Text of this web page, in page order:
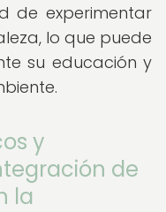
de experimentar
lo que puede
su educación y
y
de
la